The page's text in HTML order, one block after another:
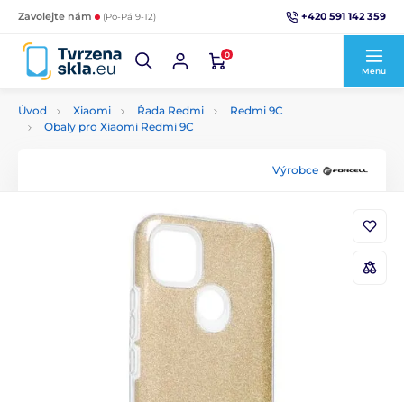
Zavolejte nám (Po-Pá 9-12) +420 591 142 359
0
Menu
Úvod Xiaomi Řada Redmi
Redmi 9C
Obaly pro Xiaomi Redmi 9C
Výrobce